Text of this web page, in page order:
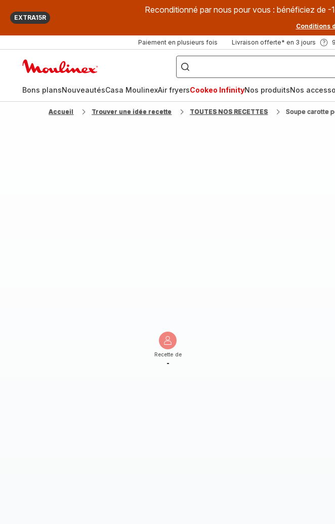
EXTRA15R
Reconditionné par nous pour vous : bénéficiez de
Conditions
Paiement en plusieurs fois Livraison offerte* en 3 jours
["Que
recherchez-
vous
?",
fryer",
"Companion"]
Bons plansNouveautésCasa MoulinexAir fryersCookeo InfinityNos produitsNos
Accueil Trouver une idée recette TOUTES NOS RECETTES Soupe carotte
Recette de
-